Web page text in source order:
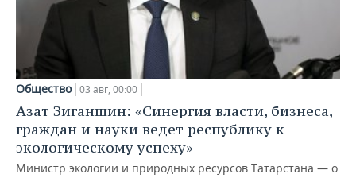
Общество 03 авг, 00:00
Азат Зиганшин: «Синергия власти, бизнеса,
граждан и науки ведет республику к
экологическому успеху»
Министр экологии и природных ресурсов Татарстана — о